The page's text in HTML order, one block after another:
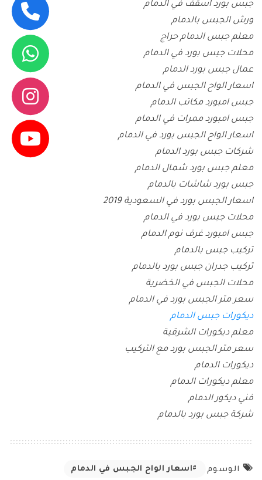
جبس بورد اسقف في الدمام
ورش الجبس بالدمام
معلم جبس الدمام حراج
محلات جبس بورد في الدمام
عمال جبس بورد الدمام
اسعار الواح الجبس في الدمام
جبس امبورد مكاتب الدمام
جبس امبورد ممرات في الدمام
اسعار الواح الجبس بورد في الدمام
شركات جبس بورد الدمام
معلم جبس بورد شمال الدمام
جبس بورد شاشات بالدمام
اسعار الجبس بورد في السعودية 2019
محلات جبس بورد في الدمام
جبس امبورد غرف نوم الدمام
تركيب جبس بالدمام
تركيب جدران جبس بورد بالدمام
محلات الجبس في الخضرية
سعر متر الجبس بورد في الدمام
ديكورات جبس الدمام
معلم ديكورات الشرقية
سعر متر الجبس بورد مع التركيب
ديكورات الدمام
معلم ديكورات الدمام
فني ديكور الدمام
شركة جبس بورد بالدمام
الوسوم اسعار الواح الجبس في الدمام